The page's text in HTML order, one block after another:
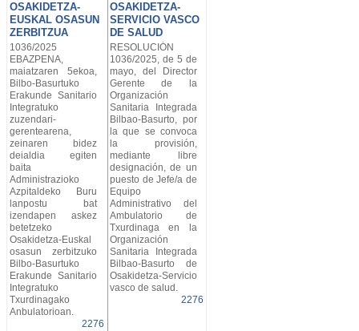
OSAKIDETZA-
EUSKAL OSASUN
ZERBITZUA
OSAKIDETZA-
SERVICIO VASCO
DE SALUD
1036/2025
EBAZPENA,
maiatzaren 5ekoa,
Bilbo-Basurtuko
Erakunde Sanitario
Integratuko
zuzendari-
gerentearena,
zeinaren bidez
deialdia egiten
baita
Administrazioko
Azpitaldeko Buru
lanpostu bat
izendapen askez
betetzeko
Osakidetza-Euskal
osasun zerbitzuko
Bilbo-Basurtuko
Erakunde Sanitario
Integratuko
Txurdinagako
Anbulatorioan.
2276
RESOLUCIÓN
1036/2025, de 5 de
mayo, del Director
Gerente de la
Organización
Sanitaria Integrada
Bilbao-Basurto, por
la que se convoca
la provisión,
mediante libre
designación, de un
puesto de Jefe/a de
Equipo
Administrativo del
Ambulatorio de
Txurdinaga en la
Organización
Sanitaria Integrada
Bilbao-Basurto de
Osakidetza-Servicio
vasco de salud.
2276